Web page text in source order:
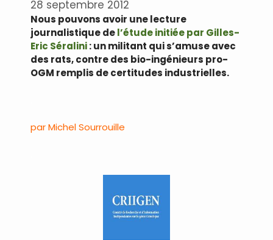
28 septembre 2012
Nous pouvons avoir une lecture
journalistique del’étude initiée par Gilles-
Eric Séralini: un militant qui s’amuse avec
des rats, contre des bio-ingénieurs pro-
OGM remplis de certitudes industrielles.
par Michel Sourrouille